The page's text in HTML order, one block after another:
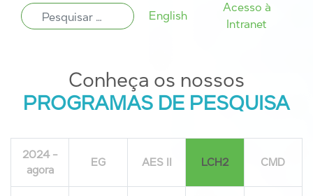
English
Acesso à
Intranet
Conheça os nossos
PROGRAMAS DE PESQUISA
2024 -
agora
EG AES II LCH2 CMD